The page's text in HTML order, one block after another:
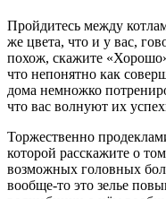
Пройдитесь между
же цвета, что и у вас,
похож, скажите
что непонятно как
дома немножко
что вас волнуют их
Торжественно
которой расскажите о
возможных головных
вообще-то это зелье